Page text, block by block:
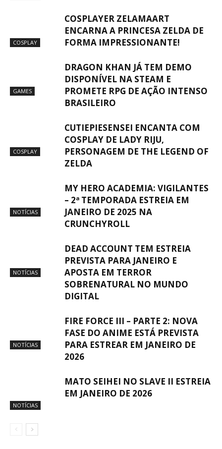
COSPLAY
COSPLAYER ZELAMAART
ENCARNA A PRINCESA ZELDA DE
FORMA IMPRESSIONANTE!
GAMES
DRAGON KHAN JÁ TEM DEMO
DISPONÍVEL NA STEAM E
PROMETE RPG DE AÇÃO INTENSO
BRASILEIRO
COSPLAY
CUTIEPIESENSEI ENCANTA COM
COSPLAY DE LADY RIJU,
PERSONAGEM DE THE LEGEND OF
ZELDA
NOTÍCIAS
MY HERO ACADEMIA: VIGILANTES
– 2ª TEMPORADA ESTREIA EM
JANEIRO DE 2025 NA
CRUNCHYROLL
NOTÍCIAS
DEAD ACCOUNT TEM ESTREIA
PREVISTA PARA JANEIRO E
APOSTA EM TERROR
SOBRENATURAL NO MUNDO
DIGITAL
NOTÍCIAS
FIRE FORCE III – PARTE 2: NOVA
FASE DO ANIME ESTÁ PREVISTA
PARA ESTREAR EM JANEIRO DE
2026
NOTÍCIAS
MATO SEIHEI NO SLAVE II ESTREIA
EM JANEIRO DE 2026